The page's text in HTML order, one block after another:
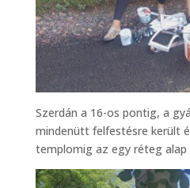
Szerdán a 16-os pontig, a
mindenütt felfestésre került
templomig az egy réteg alap